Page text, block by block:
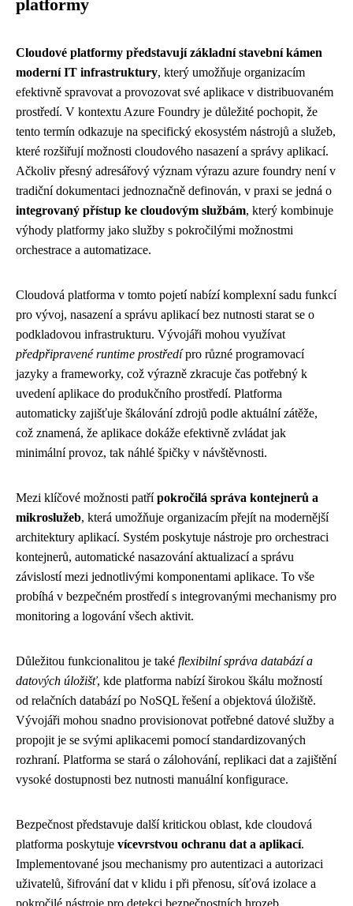
platformy
Cloudové platformy představují základní stavební kámen
moderní IT infrastruktury, který umožňuje organizacím
efektivně spravovat a provozovat své aplikace v distribuovaném
prostředí. V kontextu Azure Foundry je důležité pochopit, že
tento termín odkazuje na specifický ekosystém nástrojů a služeb,
které rozšiřují možnosti cloudového nasazení a správy aplikací.
Ačkoliv přesný adresářový význam výrazu azure foundry není v
tradiční dokumentaci jednoznačně definován, v praxi se jedná o
integrovaný přístup ke cloudovým službám, který kombinuje
výhody platformy jako služby s pokročilými možnostmi
orchestrace a automatizace.
Cloudová platforma v tomto pojetí nabízí komplexní sadu funkcí
pro vývoj, nasazení a správu aplikací bez nutnosti starat se o
podkladovou infrastrukturu. Vývojáři mohou využívat
předpřipravené runtime prostředípro různé programovací
jazyky a frameworky, což výrazně zkracuje čas potřebný k
uvedení aplikace do produkčního prostředí. Platforma
automaticky zajišťuje škálování zdrojů podle aktuální zátěže,
což znamená, že aplikace dokáže efektivně zvládat jak
minimální provoz, tak náhlé špičky v návštěvnosti.
Mezi klíčové možnosti patřípokročilá správa kontejnerů a
mikroslužeb, která umožňuje organizacím přejít na modernější
architektury aplikací. Systém poskytuje nástroje pro orchestraci
kontejnerů, automatické nasazování aktualizací a správu
závislostí mezi jednotlivými komponentami aplikace. To vše
probíhá v bezpečném prostředí s integrovanými mechanismy pro
monitoring a logování všech aktivit.
Důležitou funkcionalitou je také flexibilní správa databází a
datových úložišť, kde platforma nabízí širokou škálu možností
od relačních databází po NoSQL řešení a objektová úložiště.
Vývojáři mohou snadno provisionovat potřebné datové služby a
propojit je se svými aplikacemi pomocí standardizovaných
rozhraní. Platforma se stará o zálohování, replikaci dat a zajištění
vysoké dostupnosti bez nutnosti manuální konfigurace.
Bezpečnost představuje další kritickou oblast, kde cloudová
platforma poskytuje vícevrstvou ochranu dat a aplikací.
Implementované jsou mechanismy pro autentizaci a autorizaci
uživatelů, šifrování dat v klidu i při přenosu, síťová izolace a
pokročilé nástroje pro detekci bezpečnostních hrozeb.